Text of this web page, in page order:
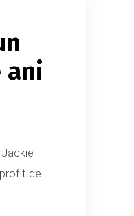
ani
de